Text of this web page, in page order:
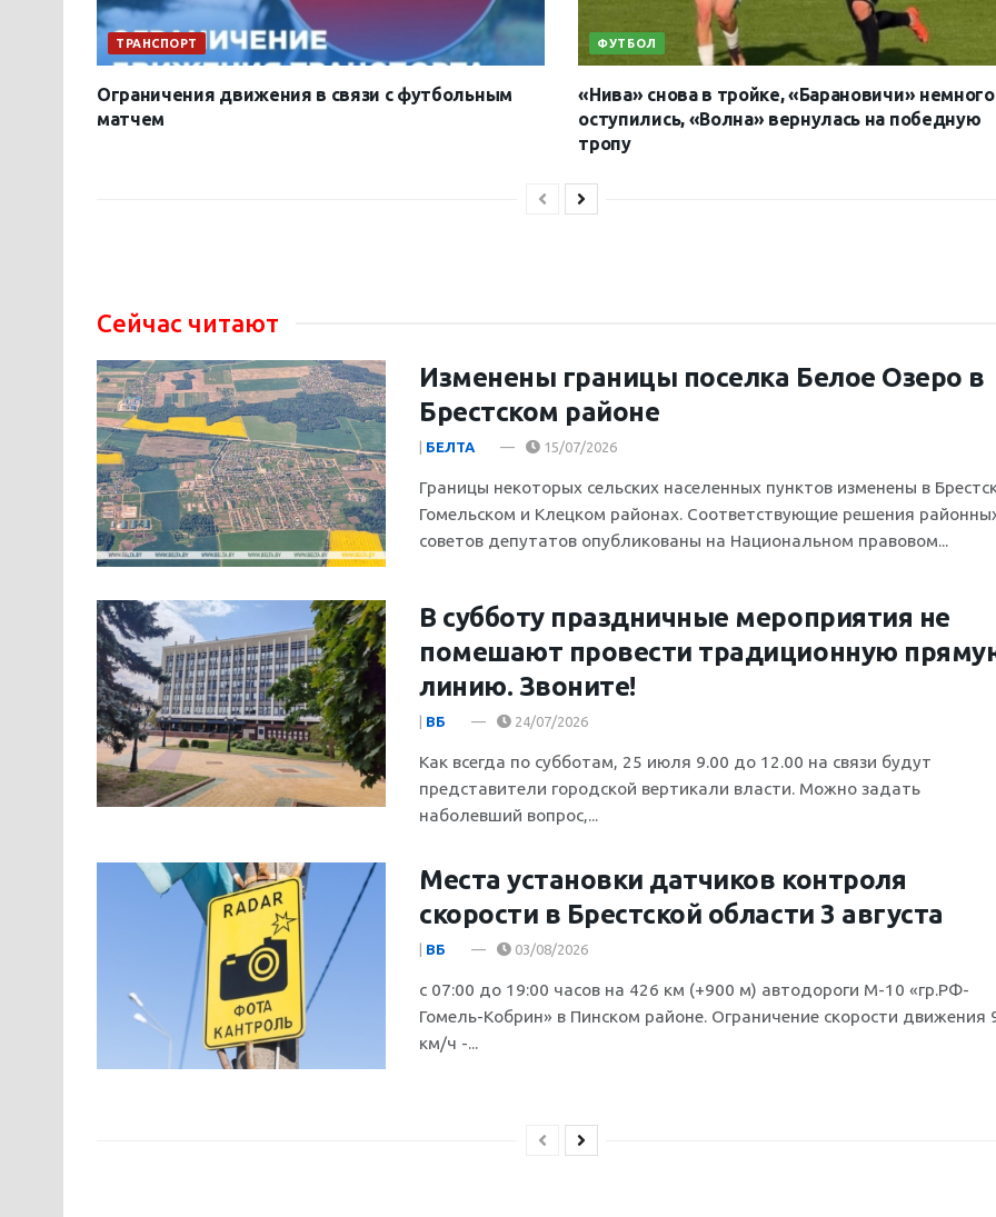
ТРАНСПОРТ
Ограничения движения в связи с футбольным
матчем
ФУТБОЛ
«Нива» снова в тройке, «Барановичи» немного
оступились, «Волна» вернулась на победную
тропу
Сейчас читают
Изменены границы поселка Белое Озеро в
Брестском районе
БЕЛТА 15/07/2026
Границы некоторых сельских населенных пунктов изменены в
Гомельском и Клецком районах. Соответствующие решения
советов депутатов опубликованы на Национальном правовом...
В субботу праздничные мероприятия не
помешают провести традиционную
линию. Звоните!
ВБ 24/07/2026
Как всегда по субботам, 25 июля 9.00 до 12.00 на связи будут
представители городской вертикали власти. Можно задать
наболевший вопрос,...
Места установки датчиков контроля
скорости в Брестской области 3 августа
ВБ 03/08/2026
с 07:00 до 19:00 часов на 426 км (+900 м) автодороги М-10 «гр.РФ-
Гомель-Кобрин» в Пинском районе. Ограничение скорости движения
км/ч -...